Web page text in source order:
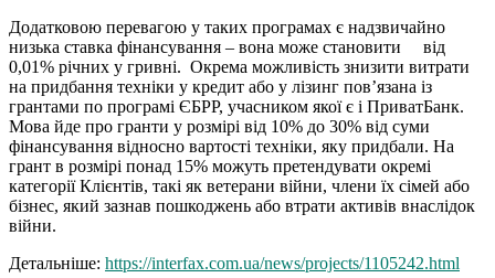
Додатковою перевагою у таких програмах є надзвичайно
низька ставка фінансування – вона може становити від
0,01% річних у гривні. Окрема можливість знизити витрати
на придбання техніки у кредит або у лізинг пов’язана із
грантами по програмі ЄБРР, учасником якої є і ПриватБанк.
Мова йде про гранти у розмірі від 10% до 30% від суми
фінансування відносно вартості техніки, яку придбали. На
грант в розмірі понад 15% можуть претендувати окремі
категорії Клієнтів, такі як ветерани війни, члени їх сімей або
бізнес, який зазнав пошкоджень або втрати активів внаслідок
війни.
Детальніше: https://interfax.com.ua/news/projects/1105242.html